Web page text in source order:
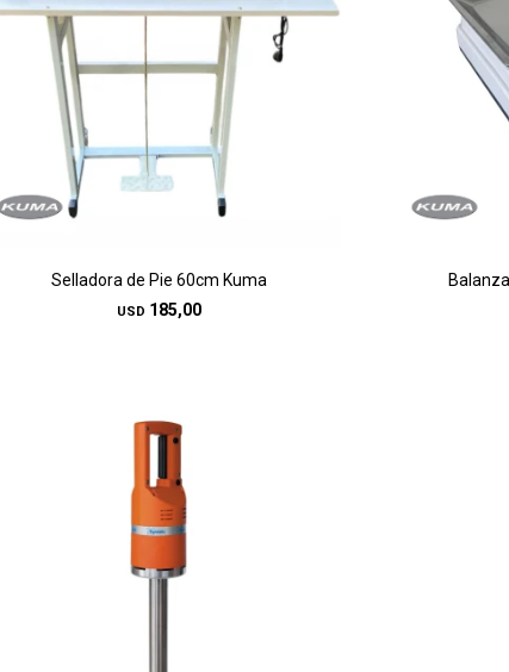
Selladora de Pie 60cm Kuma
USD 185,00